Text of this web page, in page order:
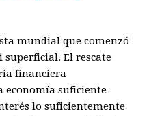
mundial que comenzó
superficial. El rescate
financiera
economía suficiente
lo suficientemente